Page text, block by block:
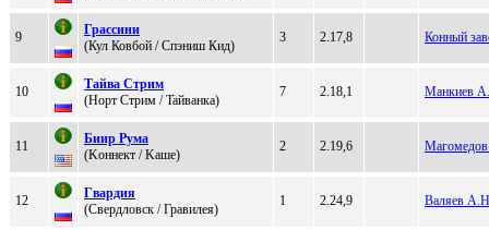
9
Грaccини
(Кул Ковбой / Спэниш Кид)
3 2.17,8 Конный
10
Tайва Cтpим
(Hорт Стрим / Taйвaнкa)
7 2.18,1 Манкиев
11
Бииp Pумa
(Koннект / Kаше)
2 2.19,6
12
Гваpдия
(Свepдлoвcк / Гравилeя)
1 2.24,9 Валяев